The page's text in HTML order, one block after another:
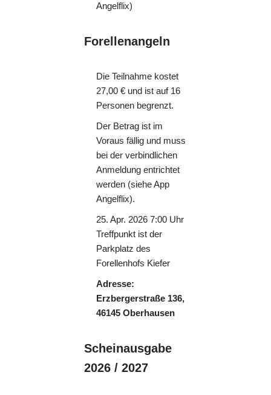
Angelflix)
Forellenangeln
Die Teilnahme kostet
27,00 € und ist auf 16
Personen begrenzt.
Der Betrag ist im
Voraus fällig und muss
bei der verbindlichen
Anmeldung entrichtet
werden (siehe App
Angelflix).
25. Apr. 2026 7:00 Uhr
Treffpunkt ist der
Parkplatz des
Forellenhofs Kiefer
Adresse:
Erzbergerstraße 136,
46145 Oberhausen
Scheinausgabe
2026 / 2027